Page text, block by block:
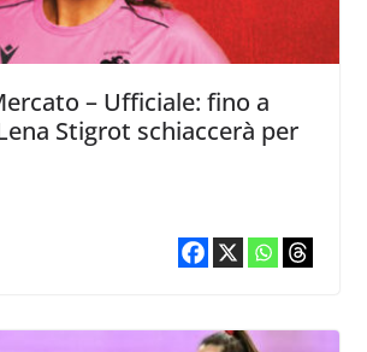
– Ufficiale: fino a
Stigrot schiaccerà per